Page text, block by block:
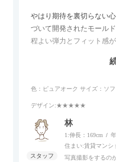
やはり期待を裏切らない
づいて開発されたモール
程よい弾力とフィット感
リラックスタイムによさ
す。
色：ピュアオーク サイズ：ソ
デザイン:★★★★★
林
1:伸長：169cm
住まい:賃貸マンシ
写真撮影をするの